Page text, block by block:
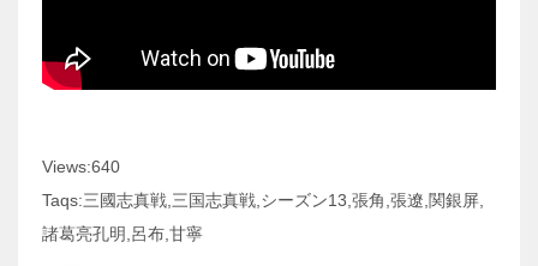
Views:640
Taqs:三國志真戦,三国志真戦,シーズン13,張角,張遼,関銀屏,
諸葛亮孔明,呂布,甘寧